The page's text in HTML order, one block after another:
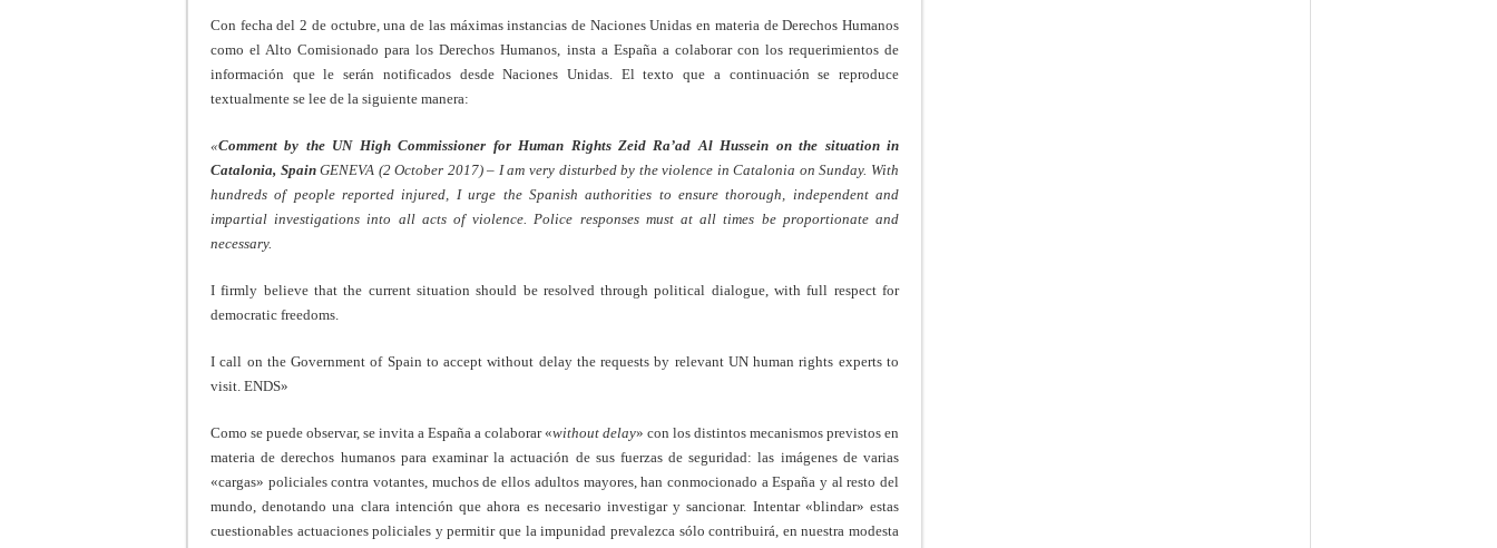
Con fecha del 2 de octubre, una de las máximas instancias de Naciones Unidas en materia de Derechos Humanos
como el Alto Comisionado para los Derechos Humanos, insta a España a colaborar con los requerimientos de
información que le serán notificados desde Naciones Unidas. El texto que a continuación se reproduce
textualmente se lee de la siguiente manera:
«Comment by the UN High Commissioner for Human Rights Zeid Ra’ad Al Hussein on the situation in
Catalonia, SpainGENEVA (2 October 2017) – I am very disturbed by the violence in Catalonia on Sunday. With
hundreds of people reported injured, I urge the Spanish authorities to ensure thorough, independent and
impartial investigations into all acts of violence. Police responses must at all times be proportionate and
necessary.
I firmly believe that the current situation should be resolved through political dialogue, with full respect for
democratic freedoms.
I call on the Government of Spain to accept without delay the requests by relevant UN human rights experts to
visit. ENDS»
Como se puede observar, se invita a España a colaborar «without delay» con los distintos mecanismos previstos en
materia de derechos humanos para examinar la actuación de sus fuerzas de seguridad: las imágenes de varias
«cargas» policiales contra votantes, muchos de ellos adultos mayores, han conmocionado a España y al resto del
mundo, denotando una clara intención que ahora es necesario investigar y sancionar. Intentar «blindar» estas
cuestionables actuaciones policiales y permitir que la impunidad prevalezca sólo contribuirá, en nuestra modesta